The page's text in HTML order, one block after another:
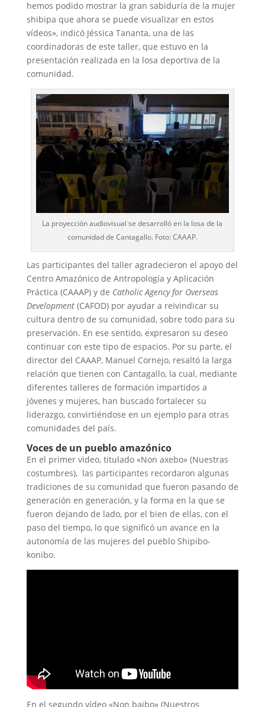
hemos podido mostrar la gran sabiduría de la mujer
shibipa que ahora se puede visualizar en estos
vídeos», indicó Jéssica Tananta, una de las
coordinadoras de este taller, que estuvo en la
presentación realizada en la losa deportiva de la
comunidad.
La proyección audiovisual se desarrolló en la losa de la
comunidad de Cantagallo. Foto: CAAAP.
Las participantes del taller agradecieron el apoyo del
Centro Amazónico de Antropología y Aplicación
Práctica (CAAAP) y de Catholic Agency for Overseas
Development(CAFOD) por ayudar a reivindicar su
cultura dentro de su comunidad, sobre todo para su
preservación. En ese sentido, expresaron su deseo
continuar con este tipo de espacios. Por su parte, el
director del CAAAP, Manuel Cornejo, resaltó la larga
relación que tienen con Cantagallo, la cual, mediante
diferentes talleres de formación impartidos a
jóvenes y mujeres, han buscado fortalecer su
liderazgo, convirtiéndose en un ejemplo para otras
comunidades del país.
Voces de un pueblo amazónico
En el primer video, titulado «Non axebo» (Nuestras
costumbres), las participantes recordaron algunas
tradiciones de su comunidad que fueron pasando de
generación en generación, y la forma en la que se
fueron dejando de lado, por el bien de ellas, con el
paso del tiempo, lo que significó un avance en la
autonomía de las mujeres del pueblo Shipibo-
konibo.
En el segundo vídeo «Non baibo» (Nuestros